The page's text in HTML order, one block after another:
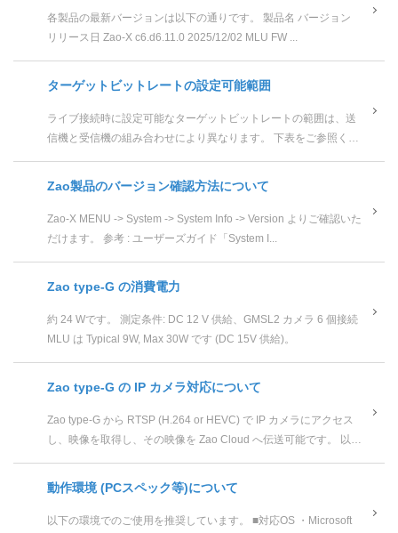
各製品の最新バージョンは以下の通りです。 製品名 バージョン
リリース日 Zao-X c6.d6.11.0 2025/12/02 MLU FW ...
ターゲットビットレートの設定可能範囲
ライブ接続時に設定可能なターゲットビットレートの範囲は、送
信機と受信機の組み合わせにより異なります。 下表をご参照くだ
Zao製品のバージョン確認方法について
Zao-X MENU -> System -> System Info -> Version よりご確認いた
だけます。 参考 : ユーザーズガイド「System I...
Zao type-G の消費電力
約 24 Wです。 測定条件: DC 12 V 供給、GMSL2 カメラ 6 個接続
MLU は Typical 9W, Max 30W です (DC 15V 供給)。
Zao type-G の IP カメラ対応について
Zao type-G から RTSP (H.264 or HEVC) で IP カメラにアクセス
し、映像を取得し、その映像を Zao Cloud へ伝送可能です。 以下
動作環境 (PCスペック等)について
以下の環境でのご使用を推奨しています。 ■対応OS ・Microsoft